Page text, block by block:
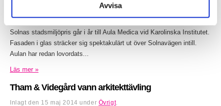
Avvisa
Solnas stadsmiljöpris går i år till Aula Medica vid Karolinska Institutet.
Fasaden i glas sträcker sig spektakulärt ut över Solnavägen intill.
Aulan har redan lovordats...
Läs mer »
Tham & Videgård vann arkitekttävling
Inlagt den 15 maj 2014 under Övrigt.